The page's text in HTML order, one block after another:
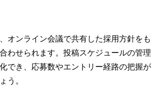
オンライン会議で共有した採用方針をも
わせられます。投稿スケジュールの管理
でき、応募数やエントリー経路の把握が
う。